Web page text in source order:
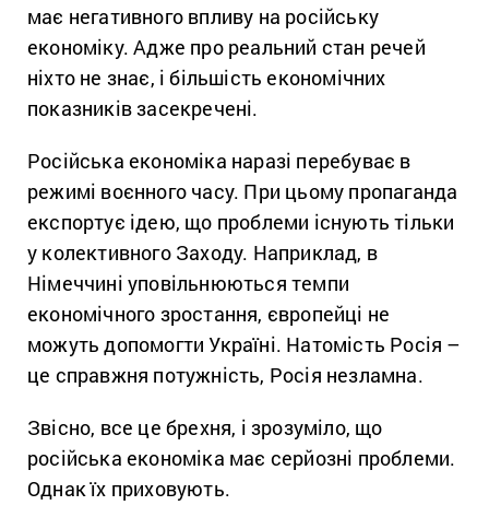
має негативного впливу на російську
економіку. Адже про реальний стан речей
ніхто не знає, і більшість економічних
показників засекречені.
Російська економіка наразі перебуває в
режимі воєнного часу. При цьому пропаганда
експортує ідею, що проблеми існують тільки
у колективного Заходу. Наприклад, в
Німеччині уповільнюються темпи
економічного зростання, європейці не
можуть допомогти Україні. Натомість Росія ­–
це справжня потужність, Росія незламна.
Звісно, все це брехня, і зрозуміло, що
російська економіка має серйозні проблеми.
Однак їх приховують.